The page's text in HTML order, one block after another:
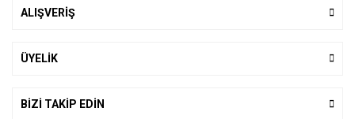
ALIŞVERİŞ
ÜYELİK
BİZİ TAKİP EDİN